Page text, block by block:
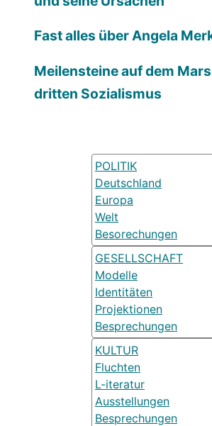
Fast alles über Angela
Meilensteine auf dem
dritten Sozialismus
POLITIK
Deutschland
Europa
Welt
Besorechungen
GESELLSCHAFT
Modelle
Identitäten
Projektionen
Besprechungen
KULTUR
Fluchten
L-iteratur
Ausstellungen
Besprechungen